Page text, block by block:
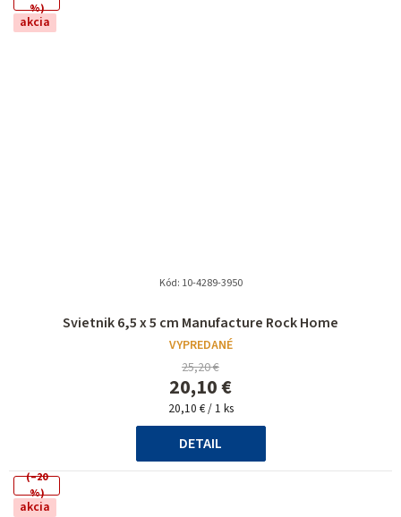
akcia
Svietnik 6,5 x 5 cm Manufacture Rock Home
VYPREDANÉ
20,10 €
25,20 €
%)
Jednotková
cena:
20,10 € / 1 ks
DETAIL
Kód: 10-4289-3950
akcia
(–20
%)